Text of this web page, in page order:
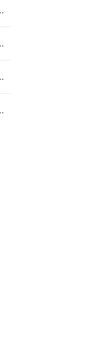
_
_
_
_